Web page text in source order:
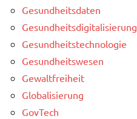
Gesundheitsdaten
Gesundheitsdigitalisierung
Gesundheitstechnologie
Gesundheitswesen
Gewaltfreiheit
Globalisierung
GovTech